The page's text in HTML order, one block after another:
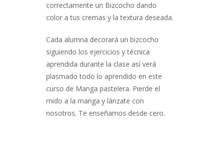
correctamente un Bizcocho dando
color a tus cremas y la textura deseada.
Cada alumna decorará un bizcocho
siguiendo los ejercicios y técnica
aprendida durante la clase así verá
plasmado todo lo aprendido en este
curso de Manga pastelera. Pierde el
mido a la manga y lánzate con
nosotros. Te enseñamos desde cero.